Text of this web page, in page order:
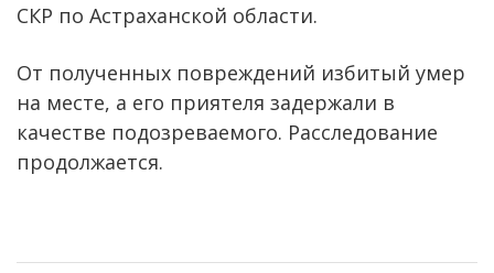
СКР по Астраханской области.
От полученных повреждений избитый умер
на месте, а его приятеля задержали в
качестве подозреваемого. Расследование
продолжается.